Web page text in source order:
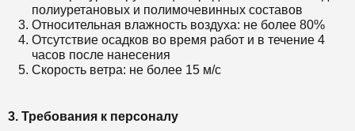
полиуретановых и полимочевинных составов
Относительная влажность воздуха: не более 80%
Отсутствие осадков во время работ и в течение 4
часов после нанесения
Скорость ветра: не более 15 м/с
3. Требования к персоналу